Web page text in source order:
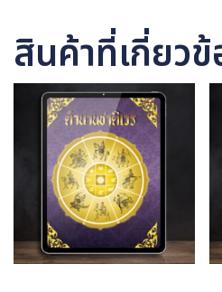
สินค้าที่เกี่ยว